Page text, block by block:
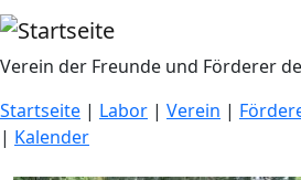
Direkt zum Inhalt
Verein der Freunde und Förderer
Startseite | Labor | Verein |
| Kalender